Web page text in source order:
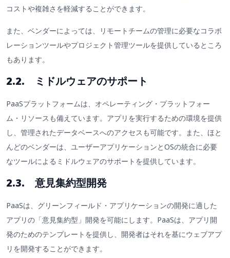
コストや複雑さを軽減することができます。
また、ベンダーによっては、リモートチームの管理に必要なコラボ
レーションツールやプロジェクト管理ツールを提供しているところ
もあります。
2.2. ミドルウェアのサポート
PaaSプラットフォームは、オペレーティング・プラットフォー
ム・リソースも備えています。アプリを実行するための環境を提供
し、管理されたデータベースへのアクセスも可能です。また、ほと
んどのベンダーは、ユーザーアプリケーションとOSの統合に必要
なツールによるミドルウェアのサポートを提供しています。
2.3. 意見集約型開発
PaaSは、グリーンフィールド・アプリケーションの開発に適した
アプリの「意見集約型」開発を可能にします。PaaSは、アプリ開
発のためのテンプレートを提供し、開発者はそれを基にウェブアプ
リを開発することができます。